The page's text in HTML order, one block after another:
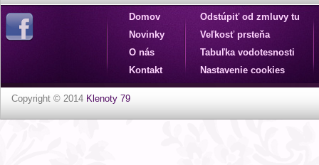
Domov
Novinky
O nás
Kontakt
Odstúpiť od zmluvy tu
Veľkosť prsteňa
Tabuľka vodotesnosti
Nastavenie cookies
Copyright © 2014 Klenoty 79